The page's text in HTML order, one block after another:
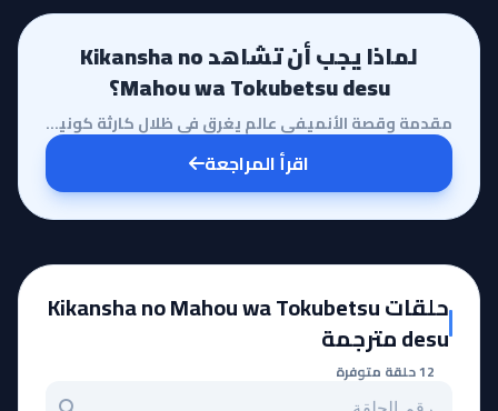
لماذا يجب أن تشاهد Kikansha no
Mahou wa Tokubetsu desu؟
مقدمة وقصة الأنميفي عالم يغرق في ظلال كارثة كونية، يأتي أنمي Kikansha no Mahou wa Tokubetsu desu ليق...
اقرأ المراجعة
حلقات Kikansha no Mahou wa Tokubetsu
desu مترجمة
12 حلقة متوفرة
بحث عن حلقة بالرقم